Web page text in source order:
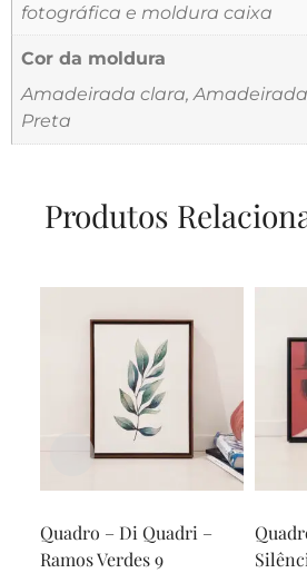
fotográfica e moldura caixa
Cor da moldura
Amadeirada clara,
Preta
Produtos
Quadro – Di Quadri –
Ramos Verdes 9